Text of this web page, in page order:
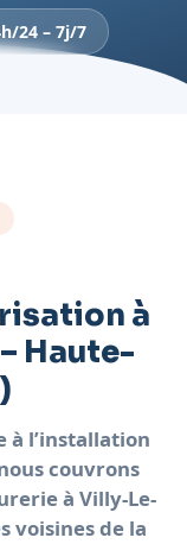
24 – 7j/7
à
Haute-
à l’installation
couvrons
à Villy-Le-
voisines de la